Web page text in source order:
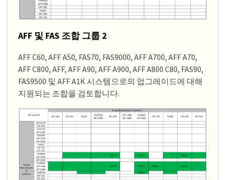
AFF 및 FAS 조합 그룹 2
AFF C60, AFF A50, FAS70, FAS9000, AFF A700, AFF A70,
AFF C800, AFF, AFF A90, AFF A900, AFF A800 C80, FAS90,
FAS9500 및 AFF A1K 시스템으로의 업그레이드에 대해
지원되는 조합을 검토합니다.